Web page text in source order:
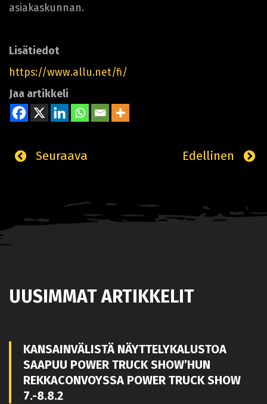
asiakaskunnan.
Lisätiedot
https://www.allu.net/fi/
Jaa artikkeli
Edellinen
Seuraava
UUSIMMAT ARTIKKELIT
KANSAINVÄLISTÄ NÄYTTELYKALUSTOA
SAAPUU POWER TRUCK SHOW’HUN
REKKACONVOYSSA POWER TRUCK SHOW
7.-8.8.2